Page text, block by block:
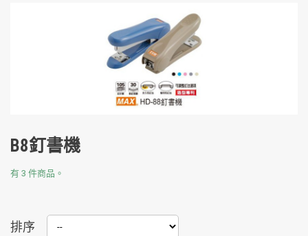
B8釘書機
有 3 件商品。
排序